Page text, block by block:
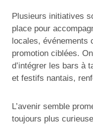
Plusieurs initiatives
place pour
locales, événements
promotion ciblées.
d’intégrer les bars à
et festifs nantais,
L’avenir semble
toujours plus